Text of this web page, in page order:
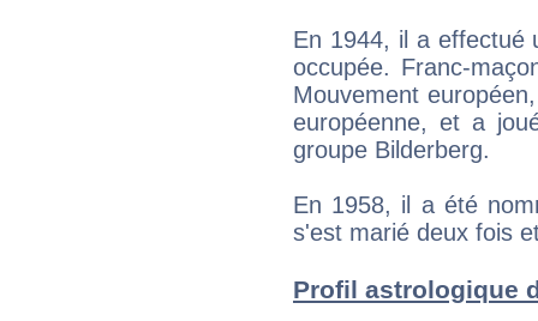
En 1944, il a effectué
occupée. Franc-
Mouvement
européenne, et a
groupe Bilderberg.
En 1958, il a été
s'est marié deux fois
Profil astrologique